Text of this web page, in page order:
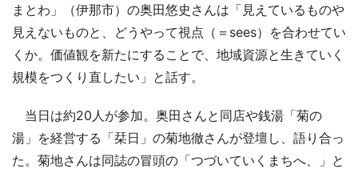
まとわ」（伊那市）の奥田悠史さんは「見えているものや
見えないものと、どうやって視点（＝sees）を合わせてい
くか。価値観を新たにすることで、地域資源と生きていく
規模をつくり直したい」と話す。
当日は約20人が参加。奥田さんと同店や銭湯「菊の
湯」を経営する「栞日」の菊地徹さんが登壇し、語り合っ
た。菊地さんは同誌の冒頭の「つづいていくまちへ、」と